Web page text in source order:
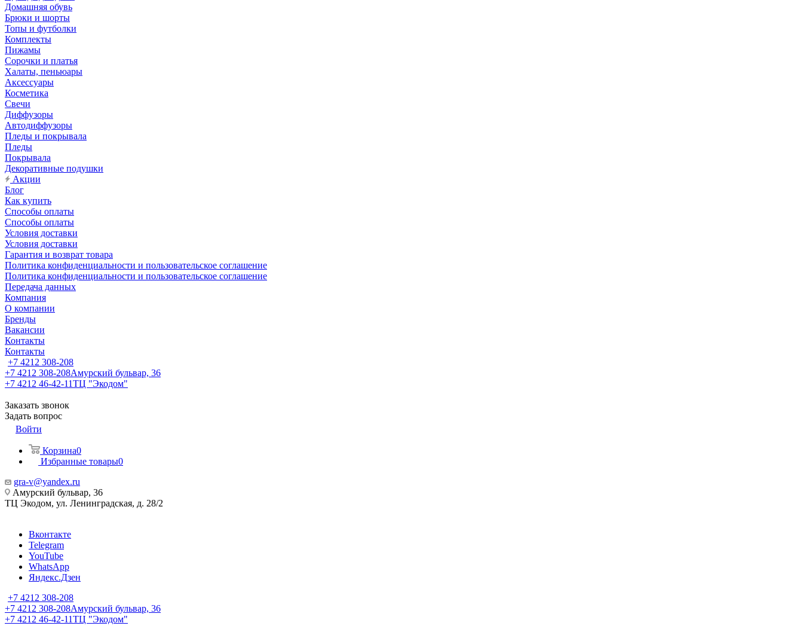
Домашняя обувь
Брюки и шорты
Топы и футболки
Комплекты
Пижамы
Сорочки и платья
Халаты, пеньюары
Аксессуары
Косметика
Свечи
Диффузоры
Автодиффузоры
Пледы и покрывала
Пледы
Покрывала
Декоративные подушки
Акции
Блог
Как купить
Способы оплаты
Способы оплаты
Условия доставки
Условия доставки
Гарантия и возврат товара
Политика конфиденциальности и пользовательское соглашение
Политика конфиденциальности и пользовательское соглашение
Передача данных
Компания
О компании
Бренды
Вакансии
Контакты
Контакты
+7 4212 308-208
+7 4212 308-208Амурский бульвар, 36
+7 4212 46-42-11ТЦ "Экодом"
Заказать звонок
Задать вопрос
Войти
Корзина0
Избранные товары0
gra-v@yandex.ru
Амурский бульвар, 36
ТЦ Экодом, ул. Ленинградская, д. 28/2
Вконтакте
Telegram
YouTube
WhatsApp
Яндекс.Дзен
+7 4212 308-208
+7 4212 308-208Амурский бульвар, 36
+7 4212 46-42-11ТЦ "Экодом"